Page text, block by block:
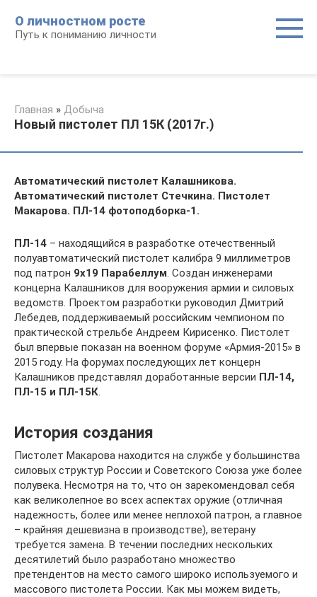
контенту
О личностном росте
Путь к пониманию личности
Главная » Добыча
Новый пистолет ПЛ 15К (2017г.)
Автоматический пистолет Калашникова.
Автоматический пистолет Стечкина. Пистолет
Макарова. ПЛ-14 фотоподборка-1.
ПЛ-14 – находящийся в разработке отечественный
полуавтоматический пистолет калибра 9 миллиметров
под патрон 9х19 Парабеллум. Создан инженерами
концерна Калашников для вооружения армии и силовых
ведомств. Проектом разработки руководил Дмитрий
Лебедев, поддерживаемый российским чемпионом по
практической стрельбе Андреем Кирисенко. Пистолет
был впервые показан на военном форуме «Армия-2015» в
2015 году. На форумах последующих лет концерн
Калашников представлял доработанные версии ПЛ-14,
ПЛ-15 и ПЛ-15К.
История создания
Пистолет Макарова находится на службе у большинства
силовых структур России и Советского Союза уже более
полувека. Несмотря на то, что он зарекомендовал себя
как великолепное во всех аспектах оружие (отличная
надежность, более или менее неплохой патрон, а главное
– крайняя дешевизна в производстве), ветерану
требуется замена. В течении последних нескольких
десятилетий было разработано множество
претендентов на место самого широко используемого и
массового пистолета России. Как мы можем видеть,